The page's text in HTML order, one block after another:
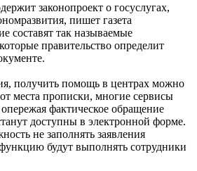
законопроект о госуслугах,
пишет газета
составят так называемые
правительство определит
получить помощь в центрах можно
места прописки, многие сервисы
опережая фактическое обращение
доступны в электронной форме.
не заполнять заявления
будут выполнять сотрудники